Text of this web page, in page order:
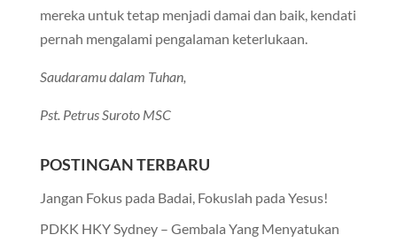
mereka untuk tetap menjadi damai dan baik, kendati
pernah mengalami pengalaman keterlukaan.
Saudaramu dalam Tuhan,
Pst. Petrus Suroto MSC
POSTINGAN TERBARU
Jangan Fokus pada Badai, Fokuslah pada Yesus!
PDKK HKY Sydney – Gembala Yang Menyatukan